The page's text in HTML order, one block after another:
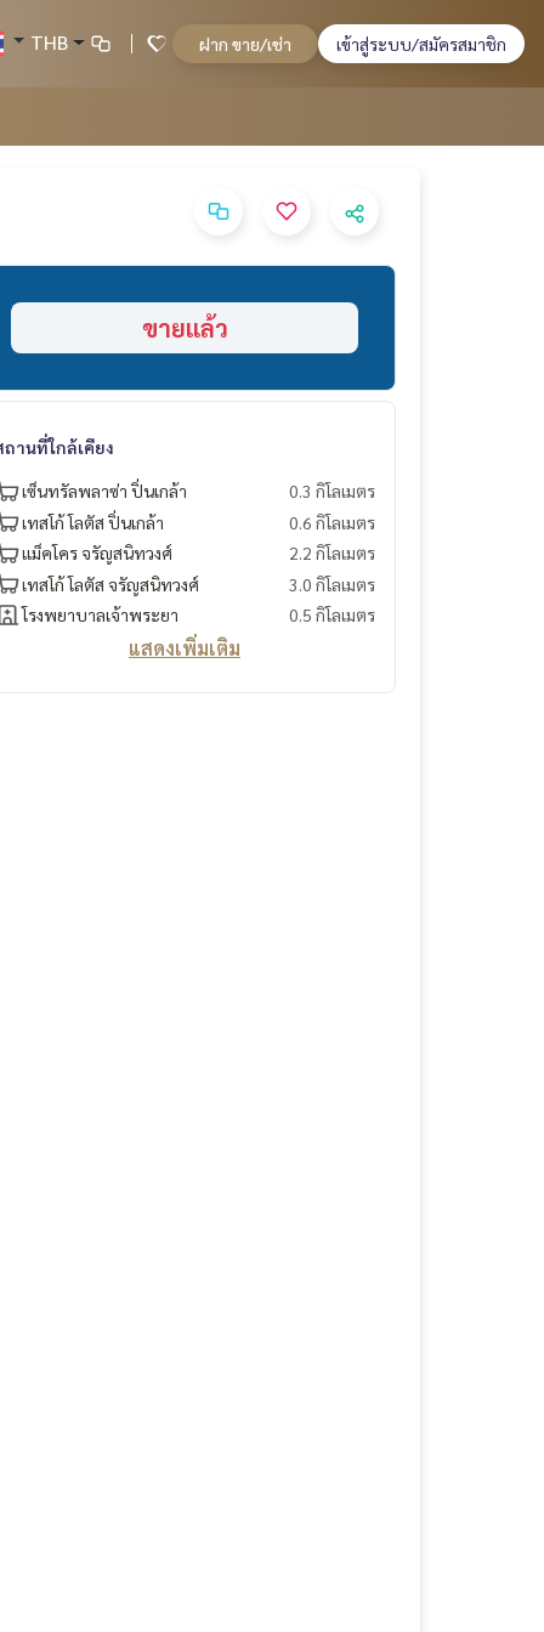
THB ฝาก ขาย/เช่า เข้าสู่ระบบ/สมัครสมาชิก
ขายแล้ว
ถานที่ใกล้เคียง
เซ็นทรัลพลาซ่า ปิ่นเกล้า
0.3 กิโลเมตร
เทสโก้ โลตัส ปิ่นเกล้า
0.6 กิโลเมตร
แม็คโคร จรัญสนิทวงศ์
2.2 กิโลเมตร
เทสโก้ โลตัส จรัญสนิทวงศ์
3.0 กิโลเมตร
โรงพยาบาลเจ้าพระยา
0.5 กิโลเมตร
แสดงเพิ่มเติม